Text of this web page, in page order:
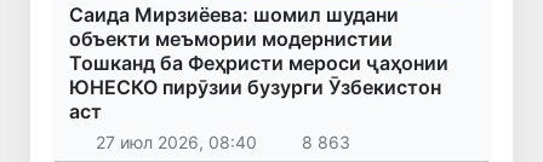
Саида Мирзиёева: шомил шудани
объекти меъмории модернистии
Тошканд ба Феҳристи мероси ҷаҳонии
ЮНЕСКО пирӯзии бузурги Ӯзбекистон
аст
27 июл 2026, 08:40 8 863